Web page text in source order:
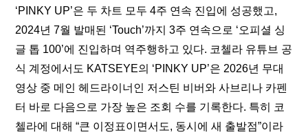
‘PINKY UP’은 두 차트 모두 4주 연속 진입에 성공했고,
2024년 7월 발매된 ‘Touch’까지 3주 연속으로 ‘오피셜 싱
글 톱 100’에 진입하며 역주행하고 있다. 코첼라 유튜브 공
식 계정에서도 KATSEYE의 ‘PINKY UP’은 2026년 무대
영상 중 메인 헤드라이너인 저스틴 비버와 사브리나 카펜
터 바로 다음으로 가장 높은 조회 수를 기록한다. 특히 코
첼라에 대해 “큰 이정표이면서도, 동시에 새 출발점”이라